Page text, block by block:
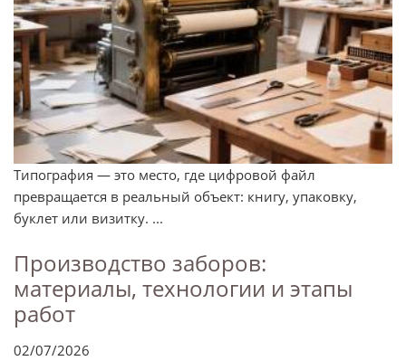
Типография — это место, где цифровой файл
превращается в реальный объект: книгу, упаковку,
буклет или визитку. ...
Производство заборов:
материалы, технологии и этапы
работ
02/07/2026